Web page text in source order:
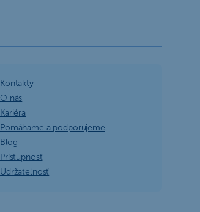
Kontakty
O nás
Kariéra
Pomáhame a podporujeme
Blog
Prístupnosť
Udržateľnosť